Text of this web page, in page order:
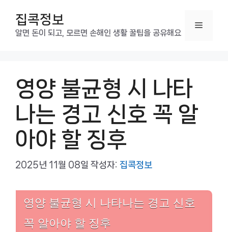
집콕정보
알면 돈이 되고, 모르면 손해인 생활 꿀팁을 공유해요
메
영양 불균형 시 나타
나는 경고 신호 꼭 알
아야 할 징후
2025년 11월 08일 작성자: 집콕정보
영양 불균형 시 나타나는 경고 신호
꼭 알아야 할 징후